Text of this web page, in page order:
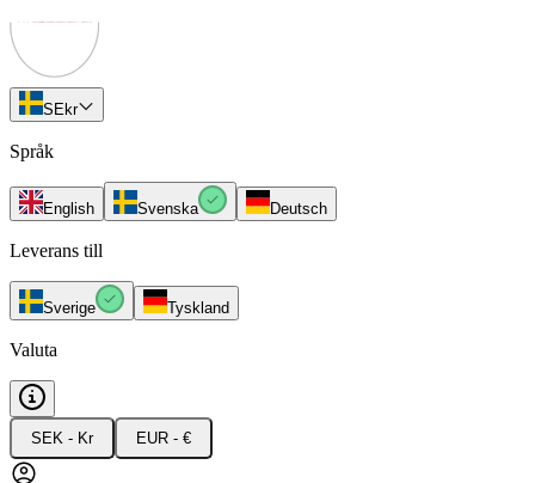
SEkr
Språk
English Svenska Deutsch
Leverans till
Sverige Tyskland
Valuta
SEK - Kr EUR - €